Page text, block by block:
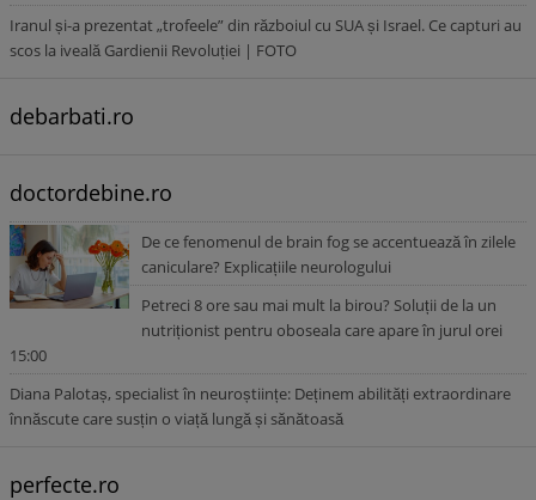
Iranul și-a prezentat „trofeele” din războiul cu SUA și Israel. Ce capturi au
scos la iveală Gardienii Revoluției | FOTO
debarbati.ro
doctordebine.ro
De ce fenomenul de brain fog se accentuează în zilele
caniculare? Explicațiile neurologului
Petreci 8 ore sau mai mult la birou? Soluții de la un
nutriționist pentru oboseala care apare în jurul orei
15:00
Diana Palotaș, specialist în neuroștiințe: Deținem abilități extraordinare
înnăscute care susțin o viață lungă și sănătoasă
perfecte.ro